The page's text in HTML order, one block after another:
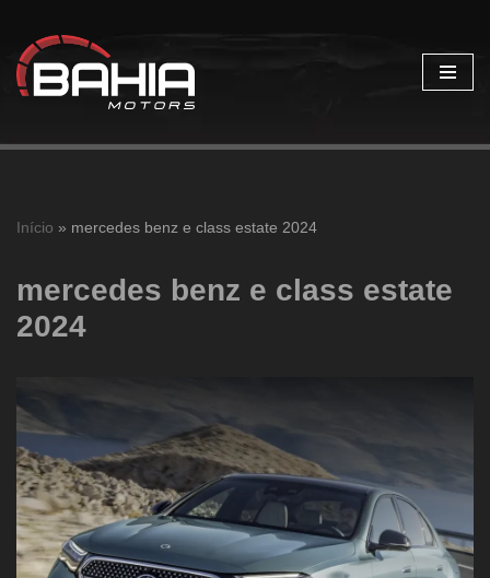
Pular
para
Início » mercedes benz e class estate 2024
mercedes benz e class estate
2024